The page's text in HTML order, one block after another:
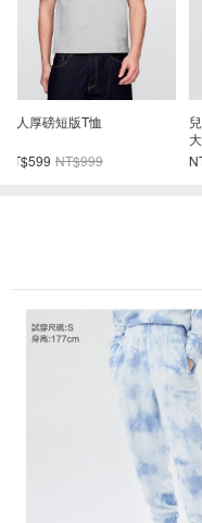
嬰兒及幼兒愛心牛仔外套
NT$1,019 NT$1,699